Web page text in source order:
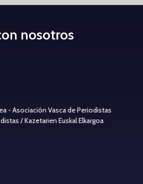
nosotros
- Asociación Vasca de Periodistas
/ Kazetarien Euskal Elkargoa